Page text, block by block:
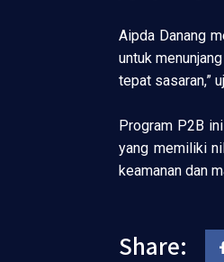
Aipda Danang
untuk
tepat sasaran,”
Program P2B
yang memiliki
keamanan dan
Share: